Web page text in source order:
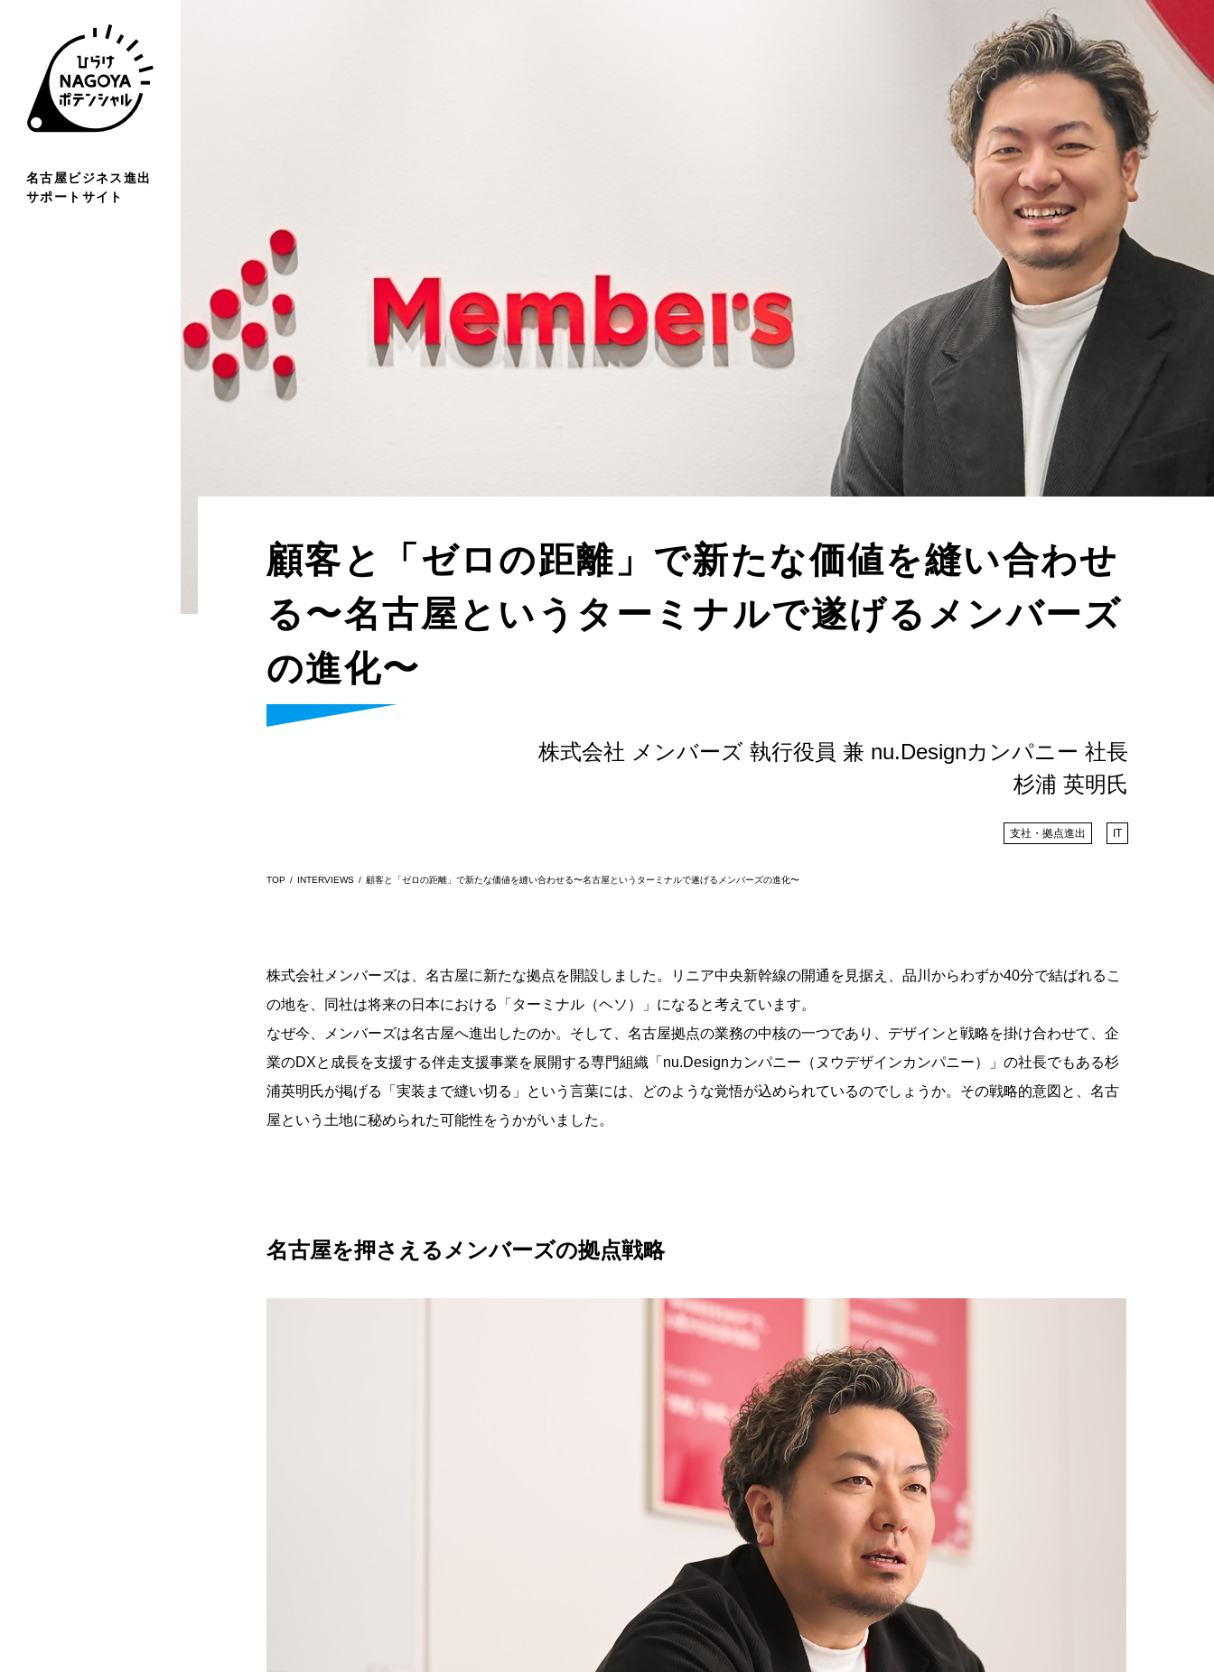
名古屋ビジネス進出
サポートサイト
顧客と「ゼロの距離」で新たな価値を縫い合わせ
る〜名古屋というターミナルで遂げるメンバーズ
の進化〜
株式会社 メンバーズ 執行役員 兼 nu.Designカンパニー 社長
杉浦 英明氏
支社・拠点進出 IT
TOP INTERVIEWS 顧客と「ゼロの距離」で新たな価値を縫い合わせる〜名古屋というターミナルで遂げるメンバーズの進化〜
株式会社メンバーズは、名古屋に新たな拠点を開設しました。リニア中央新幹線の開通を見据え、品川からわずか40分で結ばれるこ
の地を、同社は将来の日本における「ターミナル（ヘソ）」になると考えています。
なぜ今、メンバーズは名古屋へ進出したのか。そして、名古屋拠点の業務の中核の一つであり、デザインと戦略を掛け合わせて、企
業のDXと成長を支援する伴走支援事業を展開する専門組織「nu.Designカンパニー（ヌウデザインカンパニー）」の社長でもある杉
浦英明氏が掲げる「実装まで縫い切る」という言葉には、どのような覚悟が込められているのでしょうか。その戦略的意図と、名古
屋という土地に秘められた可能性をうかがいました。
名古屋を押さえるメンバーズの拠点戦略